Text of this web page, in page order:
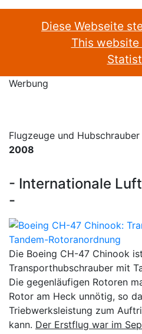
Diese Webseite
This
Werbung
Flugzeuge und
2008
- Internationale
-
Die Boeing CH-47 Chinook
Transporthubschrauber mit
Die gegenläufigen Rotoren
Rotor am Heck unnötig, so
Triebwerksleistung zum
kann. Der Erstflug war im